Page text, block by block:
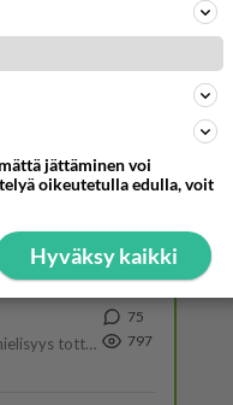
Olipa hyvä kirjoitus, kiitos. Ongelmat mitkä nostat esille on todellisia ja tämä ylimielisyys totta ja se näkyy kaikessa
75
797
jättäminen voi
oikeutetulla edulla, voit
Hyväksy kaikki